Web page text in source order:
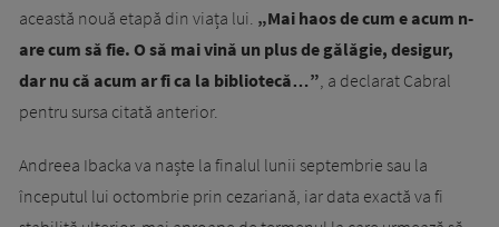
această nouă etapă din viața lui. „Mai haos de cum e acum n-
are cum să fie. O să mai vină un plus de gălăgie, desigur,
dar nu că acum ar fi ca la bibliotecă…”, a declarat Cabral
pentru sursa citată anterior.
Andreea Ibacka va naște la finalul lunii septembrie sau la
începutul lui octombrie prin cezariană, iar data exactă va fi